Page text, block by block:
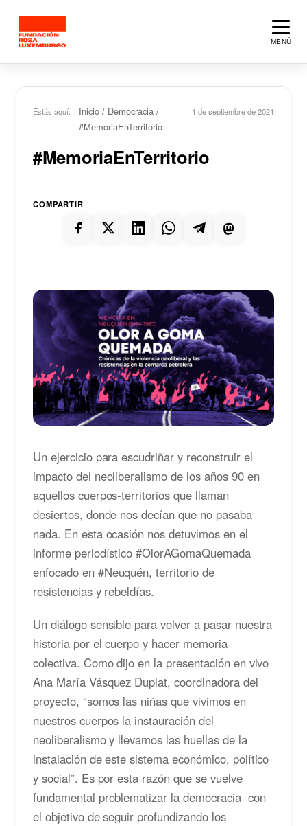
MENÚ
Estás aquí: Inicio / Democracia /
#MemoriaEnTerritorio
1 de septiembre de 2021
#MemoriaEnTerritorio
COMPARTIR
Un ejercicio para escudriñar y reconstruir el
impacto del neoliberalismo de los años 90 en
aquellos cuerpos-territorios que llaman
desiertos, donde nos decían que no pasaba
nada. En esta ocasión nos detuvimos en el
informe periodístico #OlorAGomaQuemada
enfocado en #Neuquén, territorio de
resistencias y rebeldías.
Un diálogo sensible para volver a pasar nuestra
historia por el cuerpo y hacer memoria
colectiva. Como dijo en la presentación en vivo
Ana María Vásquez Duplat, coordinadora del
proyecto, “somos las niñas que vivimos en
nuestros cuerpos la instauración del
neoliberalismo y llevamos las huellas de la
instalación de este sistema económico, político
y social”. Es por esta razón que se vuelve
fundamental problematizar la democracia con
el objetivo de seguir profundizando los